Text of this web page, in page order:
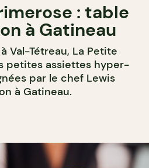
: table
à Gatineau
Val-Tétreau, La Petite
petites assiettes hyper-
par le chef Lewis
à Gatineau.